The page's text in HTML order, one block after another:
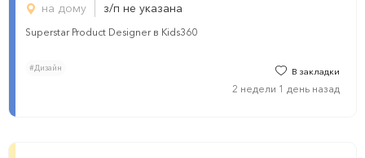
на дому з/п не указана
Superstar Product Designer в Kids360
#Дизайн В закладки
2 недели 1 день назад